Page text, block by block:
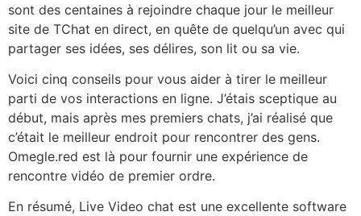
sont des centaines à rejoindre chaque jour le meilleur
site de TChat en direct, en quête de quelqu’un avec qui
partager ses idées, ses délires, son lit ou sa vie.
Voici cinq conseils pour vous aider à tirer le meilleur
parti de vos interactions en ligne. J’étais sceptique au
début, mais après mes premiers chats, j’ai réalisé que
c’était le meilleur endroit pour rencontrer des gens.
Omegle.red est là pour fournir une expérience de
rencontre vidéo de premier ordre.
En résumé, Live Video chat est une excellente software